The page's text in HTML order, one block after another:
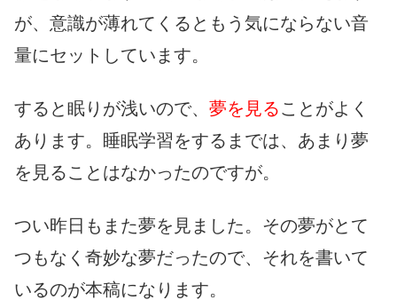
が、意識が薄れてくるともう気にならない音
量にセットしています。
すると眠りが浅いので、 夢を見ることがよく
あります。睡眠学習をするまでは、あまり夢
を見ることはなかったのですが。
つい昨日もまた夢を見ました。その夢がとて
つもなく奇妙な夢だったので、それを書いて
いるのが本稿になります。